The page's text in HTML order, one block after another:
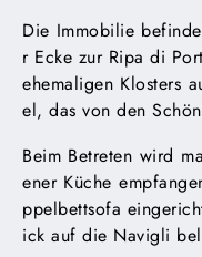
Die Immobilie
r Ecke zur Ripa di
ehemaligen Klosters
el, das von den
Beim Betreten wird
ener Küche
ppelbettsofa
ick auf die Navigli